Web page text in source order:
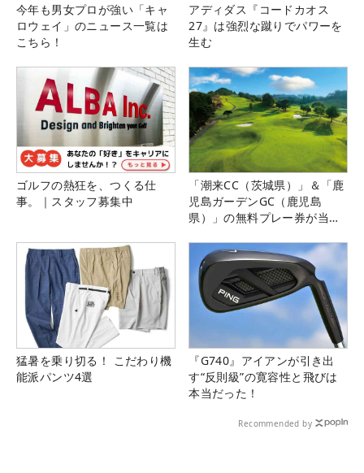
今年も男女プロが強い「キャ
ロウェイ」のニュース一覧は
こちら！
アディダス『コードカオス
27』は強烈な蹴りでパワーを
生む
ゴルフの熱狂を、つくる仕
事。｜スタッフ募集中
「潮来CC（茨城県）」＆「鹿
児島ガーデンGC（鹿児島
県）」の無料プレー券が当た
猛暑を乗り切る！ こだわり機
能派パンツ4選
『G740』アイアンが引き出
す“反則級”の寛容性と飛びは
本当だった！
Recommended by